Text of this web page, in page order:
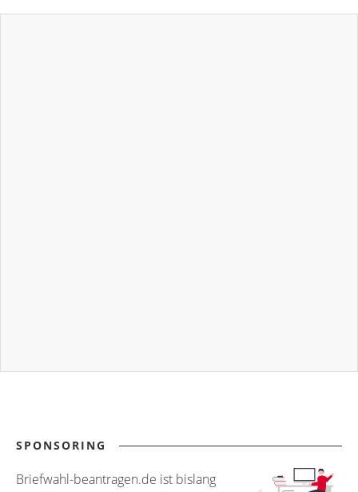
SPONSORING
Briefwahl-beantragen.de ist bislang